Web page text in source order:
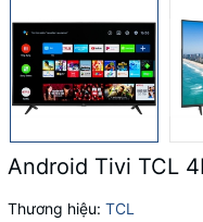
Android Tivi TCL
Thương hiệu: TCL